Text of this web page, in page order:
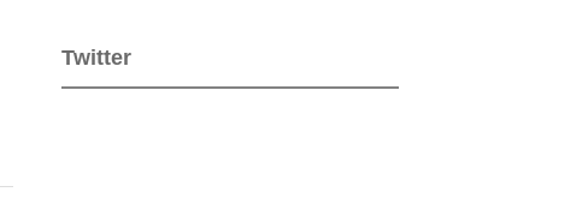
Twitter